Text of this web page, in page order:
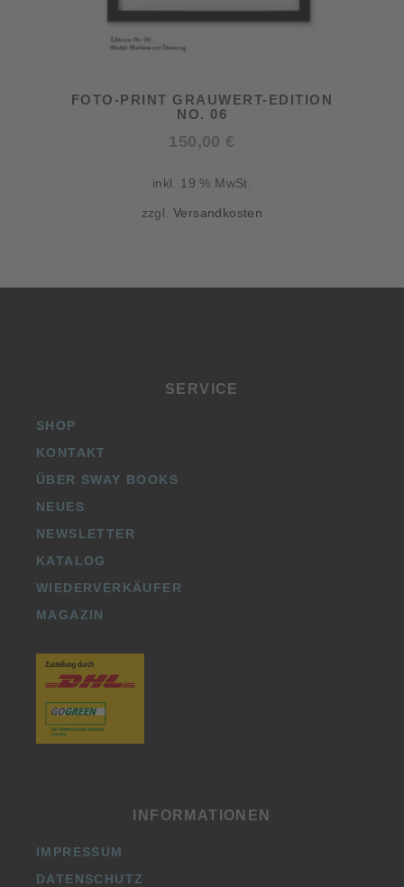
FOTO-PRINT GRAUWERT-EDITION
NO. 06
150,00 €
inkl. 19 % MwSt.
zzgl.Versandkosten
SERVICE
SHOP
KONTAKT
ÜBER SWAY BOOKS
NEUES
NEWSLETTER
KATALOG
WIEDERVERKÄUFER
MAGAZIN
INFORMATIONEN
IMPRESSUM
DATENSCHUTZ